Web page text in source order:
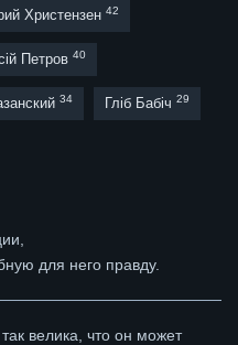
Христензен 42
Петров 40
34 Гліб Бабіч 29
для него правду.
велика, что он может